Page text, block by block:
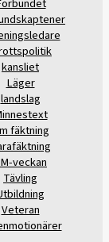
kansliet
Läger
landslag
fäktning
veckan
Tävling
Veteran